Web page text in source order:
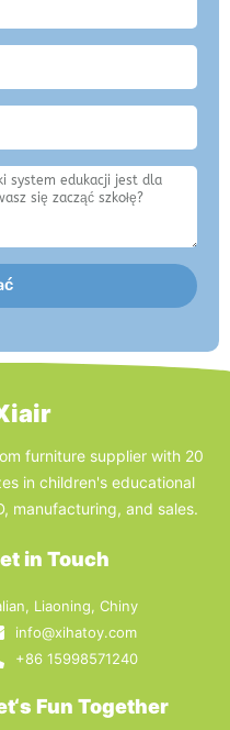
furniture supplier with 20
in children's educational
manufacturing, and sales.
in Touch
Liaoning, Chiny
info@xihatoy.com
+86 15998571240
Fun Together